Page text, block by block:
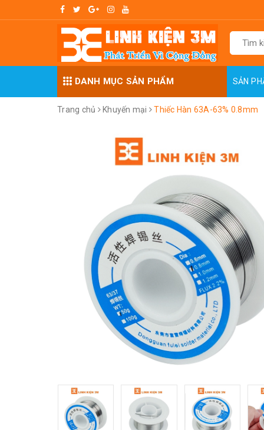
DANH MỤC SẢN PHẨM SẢN
Trang chủ Khuyến mại Thiếc Hàn 63A-63% 0.8mm